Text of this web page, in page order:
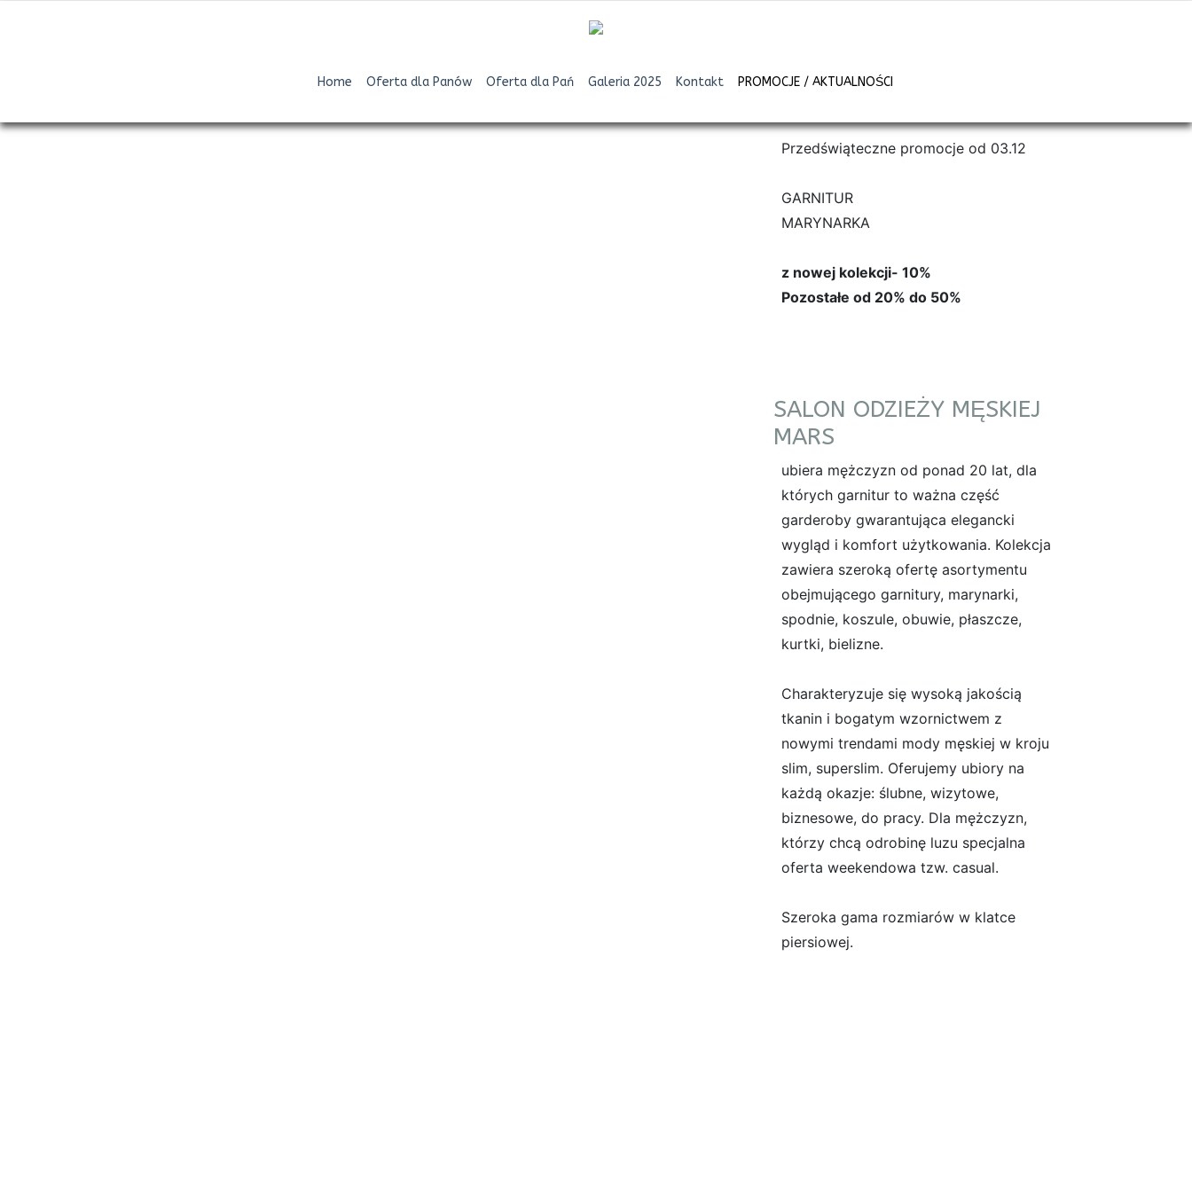
Home Oferta dla Panów Oferta dla Pań Galeria 2025 Kontakt PROMOCJE / AKTUALNOŚCI
Przedświąteczne promocje od 03.12
GARNITUR
MARYNARKA
z nowej kolekcji- 10%
Pozostałe od 20% do 50%
SALON ODZIEŻY MĘSKIEJ
MARS
ubiera mężczyzn od ponad 20 lat, dla
których garnitur to ważna część
garderoby gwarantująca elegancki
wygląd i komfort użytkowania. Kolekcja
zawiera szeroką ofertę asortymentu
obejmującego garnitury, marynarki,
spodnie, koszule, obuwie, płaszcze,
kurtki, bielizne.
Charakteryzuje się wysoką jakością
tkanin i bogatym wzornictwem z
nowymi trendami mody męskiej w kroju
slim, superslim. Oferujemy ubiory na
każdą okazje: ślubne, wizytowe,
biznesowe, do pracy. Dla mężczyzn,
którzy chcą odrobinę luzu specjalna
oferta weekendowa tzw. casual.
Szeroka gama rozmiarów w klatce
piersiowej.